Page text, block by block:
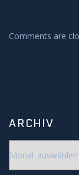
Comments are
ARCHIV